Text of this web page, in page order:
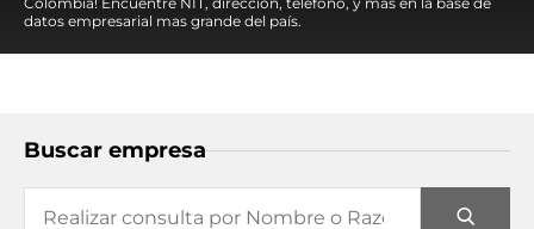
datos empresarial mas grande del país.
Buscar empresa